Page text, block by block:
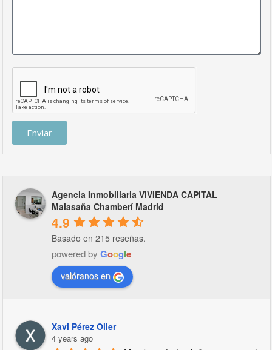
Enviar
Agencia Inmobiliaria VIVIENDA CAPITAL
Malasaña Chamberí Madrid
4.9
Basado en 215 reseñas.
powered by Google
valóranos en
Xavi Pérez Oller
4 years ago